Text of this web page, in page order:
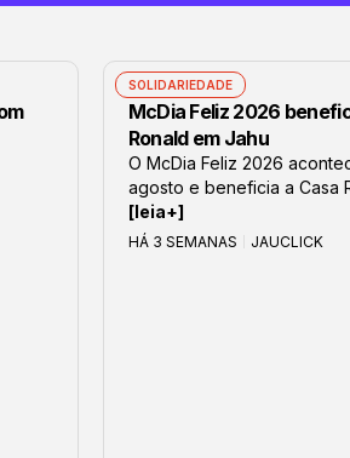
SOLIDARIEDADE
McDia Feliz 2026
Ronald em Jahu
O McDia Feliz 2026
agosto e beneficia a Casa
[leia+]
HÁ 3 SEMANAS JAUCLICK